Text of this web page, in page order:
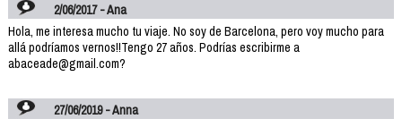
2/06/2017 - Ana
Hola, me interesa mucho tu viaje. No soy de Barcelona, pero voy mucho para
allá podríamos vernos!!Tengo 27 años. Podrías escribirme a
abaceade@gmail.com?
27/06/2019 - Anna